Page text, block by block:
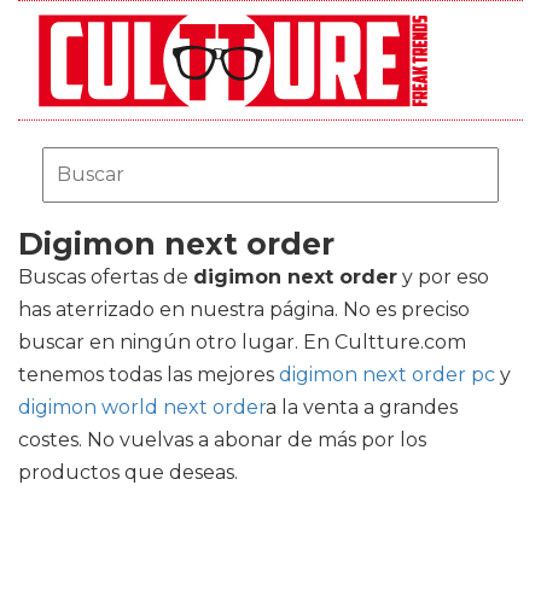
Digimon next order
Buscas ofertas de digimon next order y por eso
has aterrizado en nuestra página. No es preciso
buscar en ningún otro lugar. En Cultture.com
tenemos todas las mejores digimon next order pc y
digimon world next ordera la venta a grandes
costes. No vuelvas a abonar de más por los
productos que deseas.